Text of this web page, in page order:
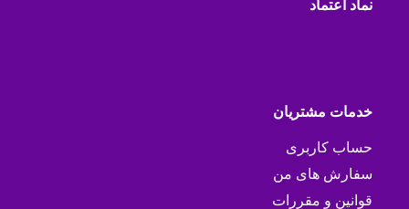
نماد اعتماد
خدمات مشتریان
حساب کاربری
سفارش های من
قوانین و مقررات